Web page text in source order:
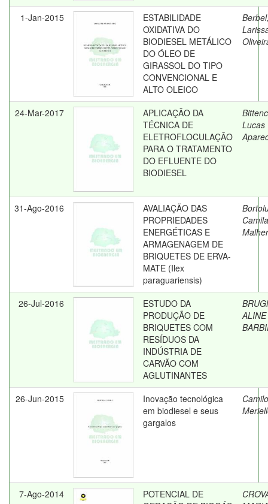
1-Jan-2015
ESTABILIDADE
OXIDATIVA DO
BIODIESEL METÁLICO
DO ÓLEO DE
GIRASSOL DO TIPO
CONVENCIONAL E
ALTO OLEICO
24-Mar-2017
APLICAÇÃO DA
TÉCNICA DE
ELETROFLOCULAÇÃO
PARA O TRATAMENTO
DO EFLUENTE DO
BIODIESEL
Lucas
31-Ago-2016
AVALIAÇÃO DAS
PROPRIEDADES
ENERGÉTICAS E
ARMAGENAGEM DE
BRIQUETES DE ERVA-
MATE (Ilex
paraguariensis)
Camila
26-Jul-2016
ESTUDO DA
PRODUÇÃO DE
BRIQUETES COM
RESÍDUOS DA
INDÚSTRIA DE
CARVÃO COM
AGLUTINANTES
ALINE
26-Jun-2015
Inovação tecnológica
em biodiesel e seus
gargalos
7-Ago-2014
POTENCIAL DE